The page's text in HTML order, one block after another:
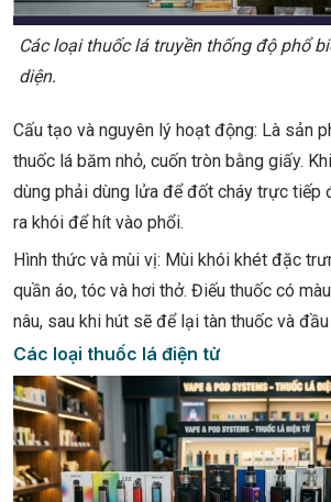
Các loại thuốc lá truyền thống độ phổ
diện.
Cấu tạo và nguyên lý hoạt động: Là sản
thuốc lá băm nhỏ, cuốn tròn bằng giấy.
dùng phải dùng lửa để đốt cháy trực tiếp
ra khói để hít vào phổi.
Hình thức và mùi vị: Mùi khói khét đặc
quần áo, tóc và hơi thở. Điếu thuốc có
nâu, sau khi hút sẽ để lại tàn thuốc và
Các loại thuốc lá điện tử